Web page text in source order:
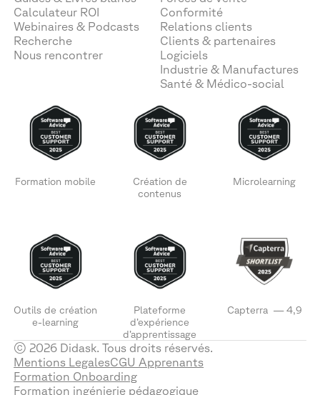
Calculateur ROI
Webinaires & Podcasts
Recherche
Nous rencontrer
Conformité
Relations clients
Clients & partenaires
Logiciels
Industrie & Manufactures
Santé & Médico-social
Formation mobile
Création de
contenus
Microlearning
Outils de création
e-learning
Plateforme
d’expérience
d’apprentissage
Capterra — 4,9
© 2026 Didask. Tous droits réservés.
Mentions LegalesCGU Apprenants
Formation Onboarding
Formation ingénierie pédagogique